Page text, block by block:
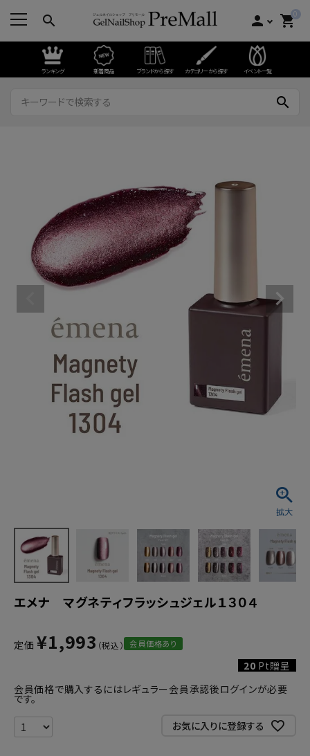
search person 0
shopping_cart
ランキング 新着商品 ブランドから探す カテゴリーから探す イベント一覧
search
エメナ マグネティフラッシュジェル１３０４
定価 ¥1,993 会員価格あり
20 Pt贈呈
会員価格で購入するにはレギュラー会員承認後ログインが必要
です。
お気に入りに登録する